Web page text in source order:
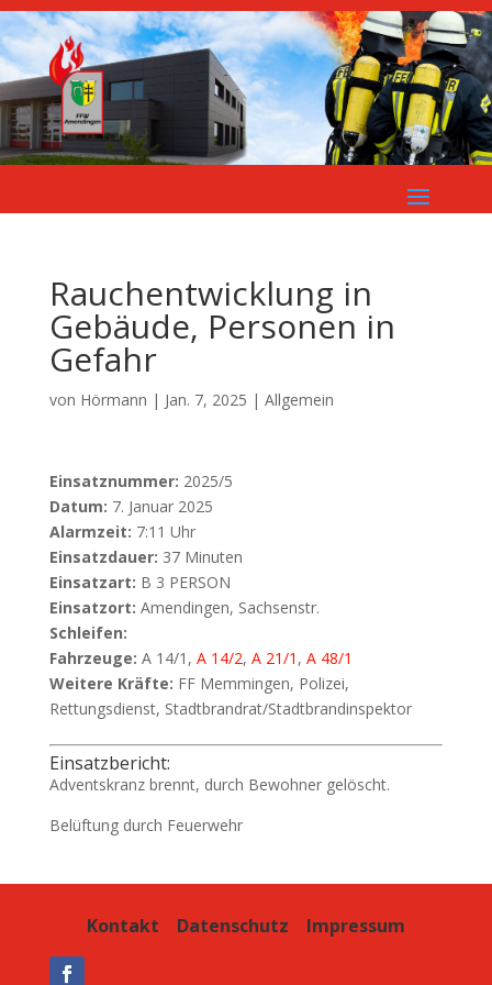
Rauchentwicklung in
Gebäude, Personen in
Gefahr
von Hörmann | Jan. 7, 2025 | Allgemein
Einsatznummer: 2025/5
Datum: 7. Januar 2025
Alarmzeit: 7:11 Uhr
Einsatzdauer: 37 Minuten
Einsatzart: B 3 PERSON
Einsatzort: Amendingen, Sachsenstr.
Schleifen:
Fahrzeuge: A 14/1, A 14/2, A 21/1 , A 48/1
Weitere Kräfte: FF Memmingen, Polizei,
Rettungsdienst, Stadtbrandrat/Stadtbrandinspektor
Einsatzbericht:
Adventskranz brennt, durch Bewohner gelöscht.
Belüftung durch Feuerwehr
Kontakt Datenschutz Impressum